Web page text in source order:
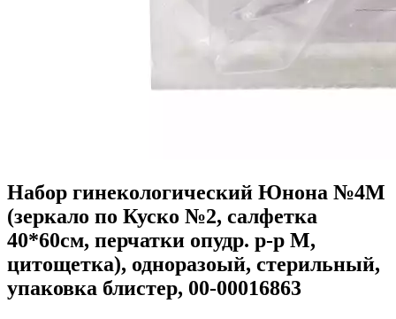
Набор гинекологический Юнона №4М
(зеркало по Куско №2, салфетка
40*60см, перчатки опудр. р-р М,
цитощетка), одноразоый, стерильный,
упаковка блистер, 00-00016863